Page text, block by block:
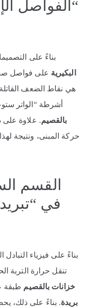
“الفواصل
بناءً على
البكيرية على فواصل
هي نقاط الضعف
أشرطة “الواتر
بالقصيم. علاوة على
حركة المبنى، ونتيجة
القسم
في
بناءً على فيزياء
تنقل حرارة التربة
خزانات بالقصيم طبقة
بريدة. بناءً على ذلك،